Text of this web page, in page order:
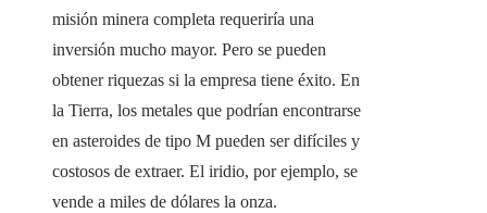
misión minera completa requeriría una
inversión mucho mayor. Pero se pueden
obtener riquezas si la empresa tiene éxito. En
la Tierra, los metales que podrían encontrarse
en asteroides de tipo M pueden ser difíciles y
costosos de extraer. El iridio, por ejemplo, se
vende a miles de dólares la onza.